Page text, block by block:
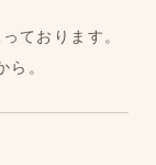
ております。
ら。